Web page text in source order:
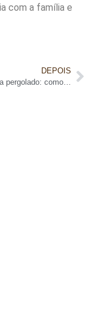
com a família e
DEPOIS
Bambu para pergolado: como criar um ambiente aconchegante e sustentável